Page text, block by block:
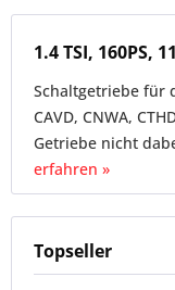
1.4 TSI, 160PS,
Schaltgetriebe für
CAVD, CNWA,
Getriebe nicht
erfahren »
Topseller